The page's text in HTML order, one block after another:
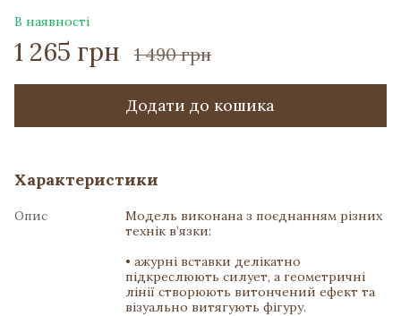
В наявності
1 265 грн 1 490 грн
Додати до кошика
Характеристики
Опис
Модель виконана з поєднанням різних
технік в’язки:
• ажурні вставки делікатно
підкреслюють силует, а геометричні
лінії створюють витончений ефект та
візуально витягують фігуру.